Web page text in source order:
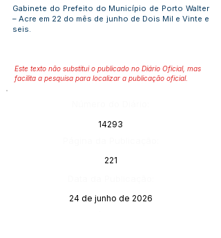
Gabinete do Prefeito do Município de Porto Walter
– Acre em 22 do mês de junho de Dois Mil e Vinte e
seis.
Este texto não substitui o publicado no Diário Oficial, mas
facilita a pesquisa para localizar a publicação oficial.
14293
221
24 de junho de 2026